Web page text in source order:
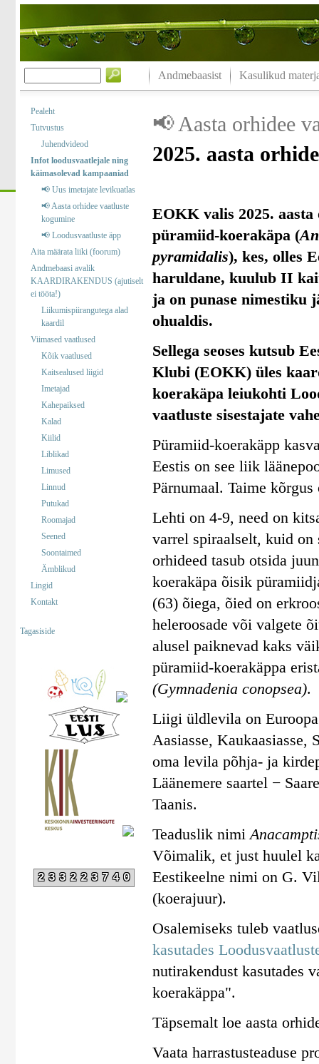
Andmebaasist Kasulikud
Pealeht
Tutvustus
Juhendvideod
Infot loodusvaatlejale ning
käimasolevad kampaaniad
📢 Uus imetajate levikuatlas
📢 Aasta orhidee vaatluste
kogumine
📢 Loodusvaatluste äpp
Aita määrata liiki (foorum)
Andmebaasi avalik
KAARDIRAKENDUS (ajutiselt
ei tööta!)
Liikumispiirangutega alad
kaardil
Viimased vaatlused
Kõik vaatlused
Kaitsealused liigid
Imetajad
Kahepaiksed
Kalad
Kiilid
Liblikad
Limused
Linnud
Putukad
Roomajad
Seened
Soontaimed
Ämblikud
Lingid
Kontakt
Tagasiside
233223740
📢 Aasta orhidee
2025. aasta
EOKK valis 2025. aasta
püramiid-koerakäpa (
pyramidalis), kes, olles
haruldane, kuulub II
ja on punase nimestiku
ohualdis.
Sellega seoses kutsub
Klubi (EOKK) üles
koerakäpa leiukohti
vaatluste sisestajate
Püramiid-koerakäpp
Eestis on see liik
Pärnumaal. Taime
Lehti on 4-9, need on
varrel spiraalselt, kuid on
orhideed tasub otsida
koerakäpa õisik
(63) õiega, õied on
heleroosade või valgete
alusel paiknevad kaks
püramiid-koerakäppa
(Gymnadenia conopsea).
Liigi üldlevila on
Aasiasse, Kaukaasiasse,
oma levila põhja- ja
Läänemere saartel −
Taanis.
Teaduslik nimi
Võimalik, et just huulel
Eestikeelne nimi on G.
(koerajuur).
Osalemiseks tuleb
kasutades
nutirakendust kasutades
koerakäppa".
Täpsemalt loe aasta
Vaata harrastusteaduse